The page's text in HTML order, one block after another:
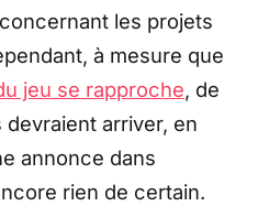
les projets
à mesure que
jeu se rapproche, de
arriver, en
annonce dans
rien de certain.